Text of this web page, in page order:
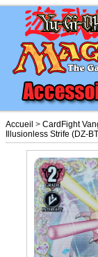
Accueil > CardFight
Illusionless Strife (DZ-